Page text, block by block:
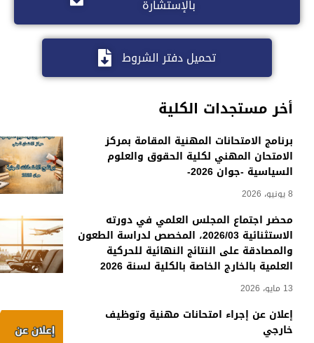
أخر مستجدات الكلية
برنامج الامتحانات المهنية المقامة بمركز
الامتحان المهني لكلية الحقوق والعلوم
السياسية -جوان 2026-
8 يونيو، 2026
محضر اجتماع المجلس العلمي في دورته
الاستثنائية 2026/03، المخصص لدراسة الطعون
والمصادقة على النتائج النهائية للحركية
العلمية بالخارج الخاصة بالكلية لسنة 2026
13 مايو، 2026
إعلان عن إجراء امتحانات مهنية وتوظيف
خارجي
بالإستشارة
تحميل دفتر الشروط